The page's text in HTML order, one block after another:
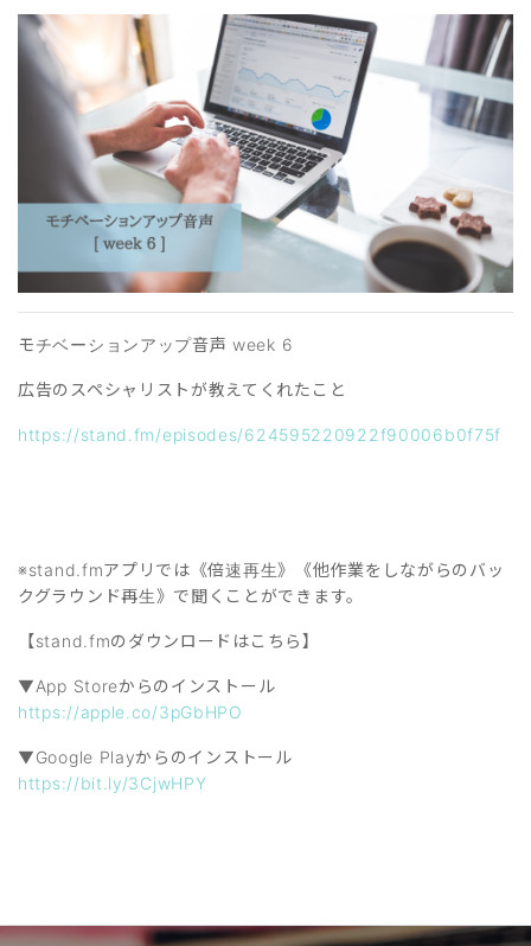
モチベーションアップ音声 week 6
広告のスペシャリストが教えてくれたこと
https://stand.fm/episodes/624595220922f90006b0f75f
※stand.fmアプリでは《倍速再生》《他作業をしながらのバッ
クグラウンド再生》で聞くことができます。
【stand.fmのダウンロードはこちら】
▼App Storeからのインストール
https://apple.co/3pGbHPO
▼Google Playからのインストール
https://bit.ly/3CjwHPY